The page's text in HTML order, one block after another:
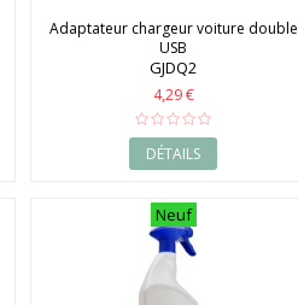
Adaptateur chargeur voiture double
USB
GJDQ2
4,29 €
DÉTAILS
Neuf